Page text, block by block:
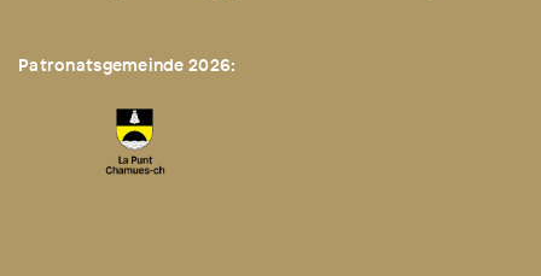
Patronatsgemeinde 2026: